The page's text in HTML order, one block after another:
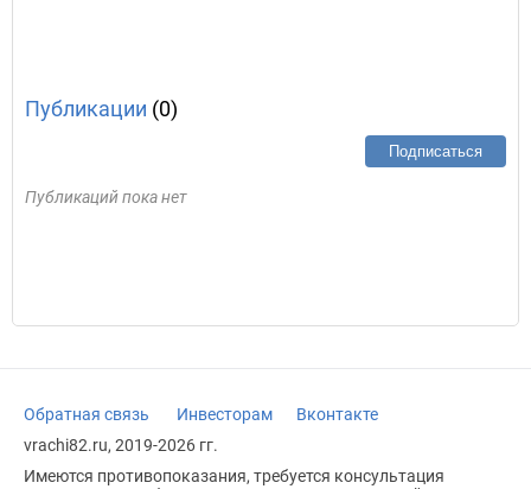
Публикации (0)
Подписаться
Публикаций пока нет
Обратная связь Инвесторам
Вконтакте
vrachi82.ru, 2019-2026 гг.
Имеются противопоказания, требуется консультация